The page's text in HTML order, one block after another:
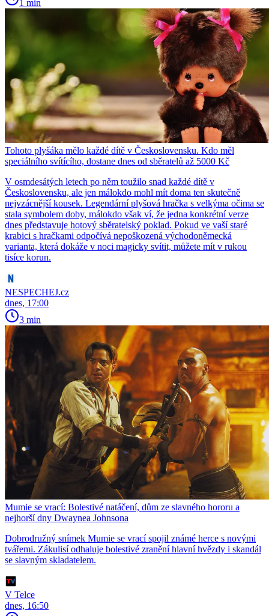
1 min
Tohoto plyšáka mělo každé dítě v Československu. Kdo měl
speciálního svítícího, dostane dnes od sběratelů až 5000 Kč
V osmdesátých letech po něm toužilo snad každé dítě v
Československu, ale jen málokdo mohl mít doma ten skutečně
nejvzácnější kousek. Legendární plyšová hračka s velkýma očima se
stala symbolem doby, málokdo však ví, že jedna konkrétní verze
dnes představuje hotový sběratelský poklad. Pokud ve vaší staré
krabici s hračkami odpočívá nepoškozená východoněmecká
varianta, která dokáže v noci magicky svítit, můžete mít v rukou
tisíce korun.
NESPECHEJ.cz
dnes, 17:00
3 min
Mumie se vrací: Bolestivé natáčení, dům ze slavného hororu a
nejhorší dny Dwaynea Johnsona
Dobrodružný snímek Mumie se vrací spojil známé herce s novými
tvářemi. Zákulisí odhaluje bolestivé zranění hlavní hvězdy i skandál
se slavným skladatelem.
V Telce
dnes, 16:50